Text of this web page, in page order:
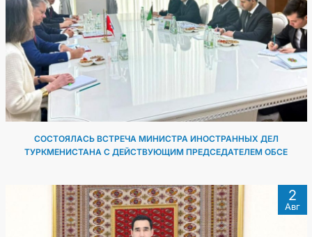
СОСТОЯЛАСЬ ВСТРЕЧА МИНИСТРА ИНОСТРАННЫХ ДЕЛ
ТУРКМЕНИСТАНА С ДЕЙСТВУЮЩИМ ПРЕДСЕДАТЕЛЕМ ОБСЕ
2
Авг